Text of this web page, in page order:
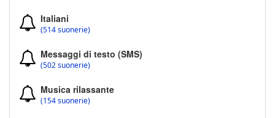
Italiani
(514 suonerie)
Messaggi di testo (SMS)
(502 suonerie)
Musica rilassante
(154 suonerie)